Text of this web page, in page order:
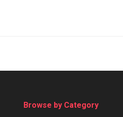
Browse by Category